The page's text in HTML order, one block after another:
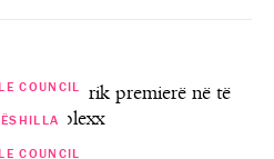
9 Korrik premierë në të
Cineplexx
COUNCIL
COUNCIL
të nusërisë nuk